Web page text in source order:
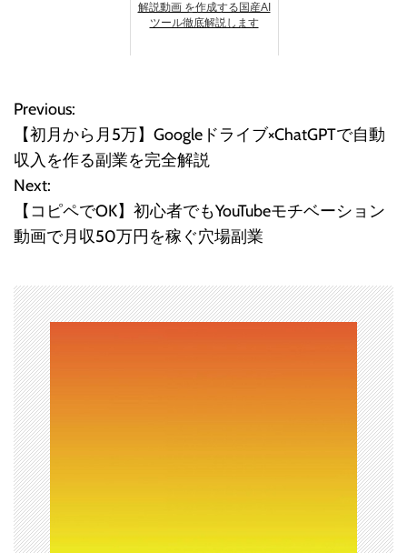
解説動画 を作成する国産AI
ツール徹底解説します
投
稿
ナ
ビ
ー
シ
ョ
ン
Previous:
【初月から月5万】Googleドライブ×ChatGPTで自動
収入を作る副業を完全解説
Next:
【コピペでOK】初心者でもYouTubeモチベーション
動画で月収50万円を稼ぐ穴場副業